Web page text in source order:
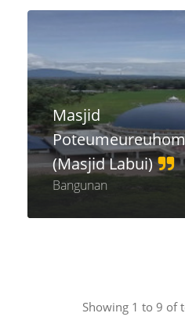
Masjid
Poteumeureuhom
(Masjid Labui)
Bangunan
Showing 1 to 9 of